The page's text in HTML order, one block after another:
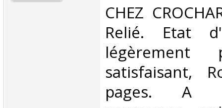
‎CHEZ
Relié. Etat
légèrement
satisfaisant,
pages. A